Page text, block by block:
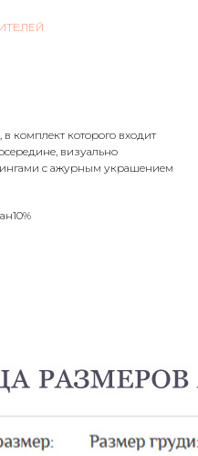
комплект которого входит
визуально
с ажурным украшением